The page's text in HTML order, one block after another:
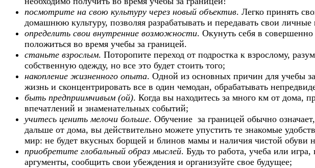
посмотрите на свою культуру через новый объектив. Легко принять
домашнюю культуру, позволяя разрабатывать и передавать свои
определить свои внутренние возможности. Окунуть себя в
положиться во время учебы за границей.
станьте взрослым. Поторопите переход от подростка к взрослому,
собственную одежду, но все это будет стоить того;
накопление жизненного опыта. Одной из основных причин для учебы
жизнь и сконцентрировать все в один чемодан, обрабатывать
быть предприимчивым (ой). Когда вы находитесь за много км от
впечатлений и знаменательных событий;
учитесь ценить мелочи больше. Обучение за границей обычно
дальше от дома, вы действительно можете упустить те знакомые
мир: не будет вкусных борщей и блинов мамы и наличия чистой обуви
приобретите глобальный образ мыслей. Будь то работа, учеба или
аргументы, сообщить свои убеждения и организуйте свое будущее;